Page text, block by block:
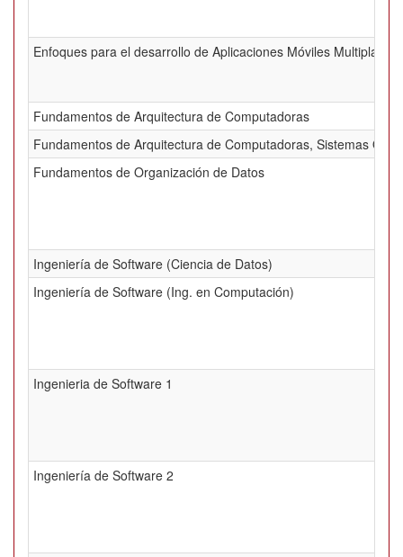
Enfoques para el desarrollo de Aplicaciones Móviles
Fundamentos de Arquitectura de Computadoras
Fundamentos de Arquitectura de Computadoras, Sistemas
Fundamentos de Organización de Datos
Ingeniería de Software (Ciencia de Datos)
Ingeniería de Software (Ing. en Computación)
Ingenieria de Software 1
Ingeniería de Software 2